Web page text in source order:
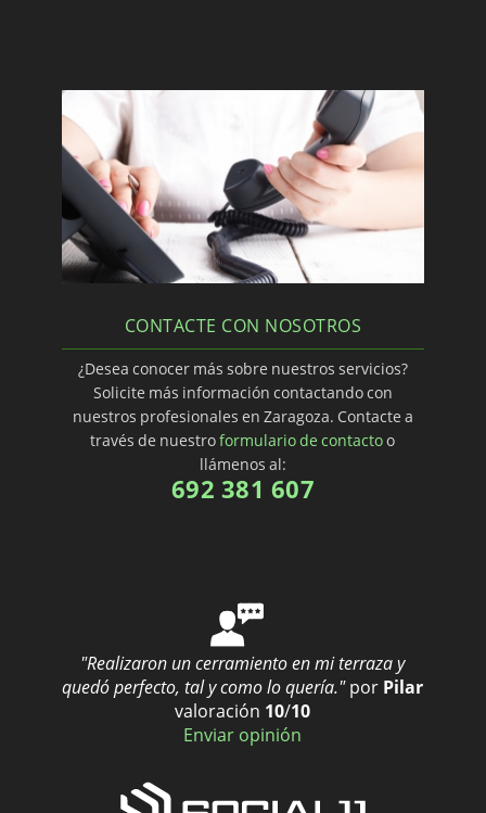
CONTACTE CON NOSOTROS
¿Desea conocer más sobre nuestros servicios?
Solicite más información contactando con
nuestros profesionales en Zaragoza. Contacte a
través de nuestroformulario de contactoo
llámenos al:
692 381 607
"Realizaron un cerramiento en mi terraza y
quedó perfecto, tal y como lo quería." por Pilar
valoración 10/10
Enviar opinión